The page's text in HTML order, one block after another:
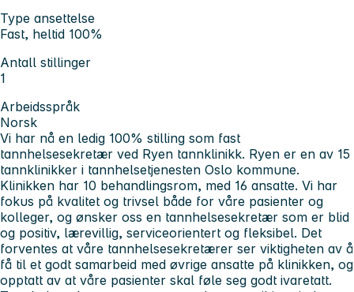
Type ansettelse
Fast, heltid 100%
Antall stillinger
1
Arbeidsspråk
Norsk
Vi har nå en ledig 100% stilling som fast
tannhelsesekretær ved Ryen tannklinikk. Ryen er en av 15
tannklinikker i tannhelsetjenesten Oslo kommune.
Klinikken har 10 behandlingsrom, med 16 ansatte. Vi har
fokus på kvalitet og trivsel både for våre pasienter og
kolleger, og ønsker oss en tannhelsesekretær som er blid
og positiv, lærevillig, serviceorientert og fleksibel. Det
forventes at våre tannhelsesekretærer ser viktigheten av å
få til et godt samarbeid med øvrige ansatte på klinikken, og
opptatt av at våre pasienter skal føle seg godt ivaretatt.